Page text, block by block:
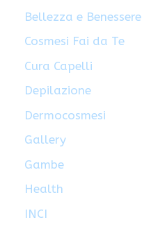
Bellezza e Benessere
Cosmesi Fai da Te
Cura Capelli
Depilazione
Dermocosmesi
Gallery
Gambe
Health
INCI